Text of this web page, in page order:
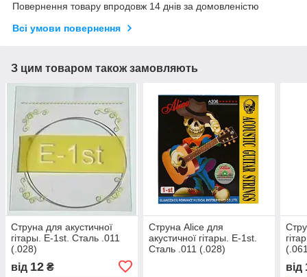
Повернення товару впродовж 14 днів за домовленістю
Всі умови повернення
З цим товаром також замовляють
Струна для акустичної
гітары. E-1st. Сталь .011
(.028)
від 12 ₴
Струна Alice для
акустичної гітары. E-1st.
Сталь .011 (.028)
від